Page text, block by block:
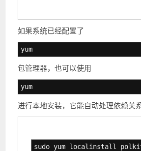
如果系统已经配置了
yum
包管理器，也可以使用
yum
进行本地安装，它能自动处理依赖关系
sudo yum localinstall